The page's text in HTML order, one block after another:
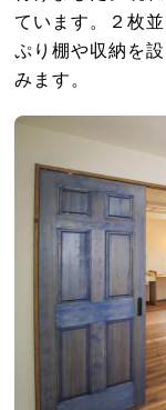
ています。２枚
ぷり棚や収納を
みます。